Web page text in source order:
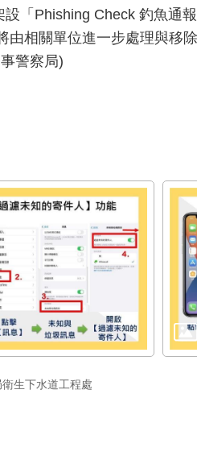
「Phishing Check 釣魚通
相關單位進一步處理與移
警察局)
生下水道工程處